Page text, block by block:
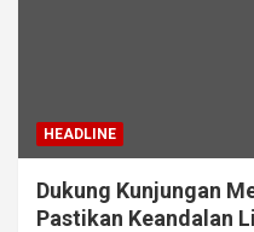
HEADLINE
Dukung Kunjungan
Pastikan Keandalan